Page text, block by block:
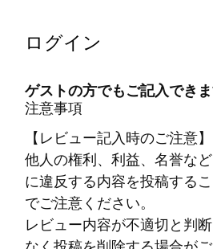
ログイン
ゲストの方でもご記入できま
注意事項
【レビュー記入時のご注意】
他人の権利、利益、名誉な
に違反する内容を投稿する
でご注意ください。
レビュー内容が不適切と判